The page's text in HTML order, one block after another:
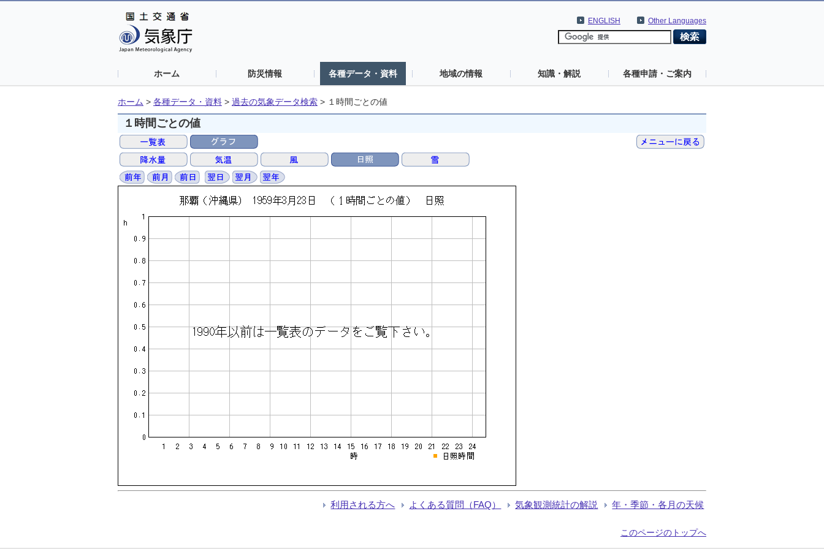
Other Languages
ENGLISH
ホーム 防災情報 各種データ・資料 地域の情報 知識・解説 各種申請・ご案内
ホーム > 各種データ・資料 > 過去の気象データ検索 > １時間ごとの値
１時間ごとの値
利用される方へ よくある質問（FAQ） 気象観測統計の解説 年・季節・各月の天候
このページのトップへ